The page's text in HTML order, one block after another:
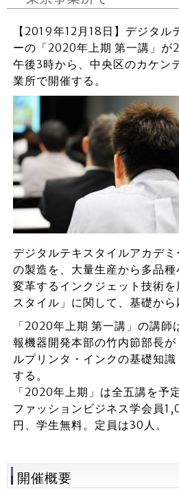
【2019年12月18日】デジタル
ーの「2020年上期 第一講」が
午後3時から、中央区のカケン
業所で開催する。
デジタルテキスタイルアカデ
の製造を、大量生産から多品
変革するインクジェット技術
スタイル」に関して、基礎から
「2020年上期 第一講」の講師
報機器開発本部の竹内節部長
ルプリンタ・インクの基礎知
する。
「2020年上期」は全五講を予
ファッションビジネス学会員
円、学生無料。定員は30人。
開催概要